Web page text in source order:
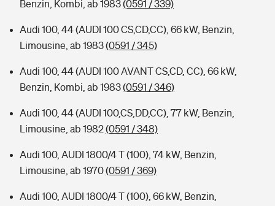
Benzin, Kombi, ab 1983(0591 / 339)
Audi 100, 44 (AUDI 100 CS,CD,CC), 66 kW, Benzin,
Limousine, ab 1983(0591 / 345)
Audi 100, 44 (AUDI 100 AVANT CS,CD, CC), 66 kW,
Benzin, Kombi, ab 1983(0591 / 346)
Audi 100, 44 (AUDI 100,CS,DD,CC), 77 kW, Benzin,
Limousine, ab 1982(0591 / 348)
Audi 100, AUDI 1800/4 T (100), 74 kW, Benzin,
Limousine, ab 1970(0591 / 369)
Audi 100, AUDI 1800/4 T (100), 66 kW, Benzin,